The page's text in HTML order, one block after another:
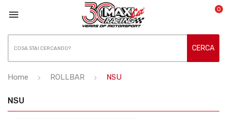
 0
CERCA
Home ROLLBAR NSU
NSU